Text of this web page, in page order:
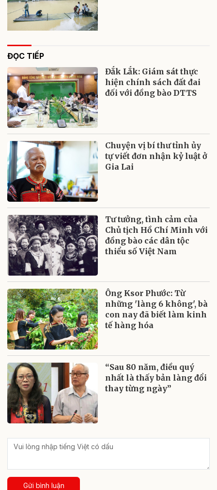
ĐỌC TIẾP
Đắk Lắk: Giám sát thực
hiện chính sách đất đai
đối với đồng bào DTTS
Chuyện vị bí thư tỉnh ủy
tự viết đơn nhận kỷ luật ở
Gia Lai
Tư tưởng, tình cảm của
Chủ tịch Hồ Chí Minh với
đồng bào các dân tộc
thiểu số Việt Nam
Ông Ksor Phước: Từ
những 'làng 6 không', bà
con nay đã biết làm kinh
tế hàng hóa
“Sau 80 năm, điều quý
nhất là thấy bản làng đổi
thay từng ngày”
Gửi bình luận